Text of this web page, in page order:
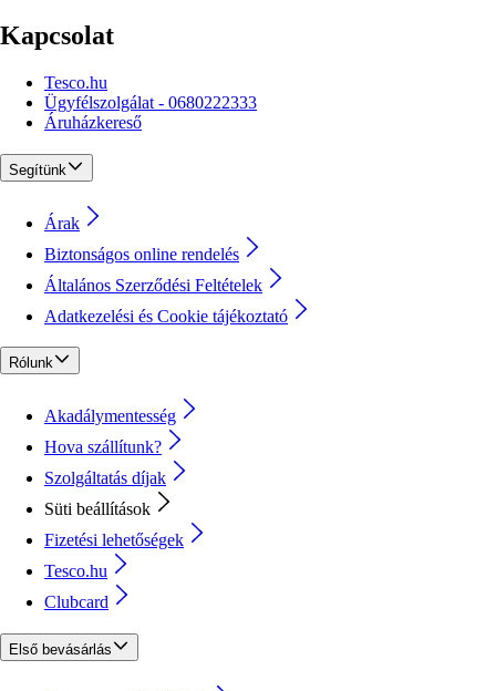
Kapcsolat
Tesco.hu
Ügyfélszolgálat - 0680222333
Áruházkereső
Segítünk
Árak
Biztonságos online rendelés
Általános Szerződési Feltételek
Adatkezelési és Cookie tájékoztató
Rólunk
Akadálymentesség
Hova szállítunk?
Szolgáltatás díjak
Süti beállítások
Fizetési lehetőségek
Tesco.hu
Clubcard
Első bevásárlás